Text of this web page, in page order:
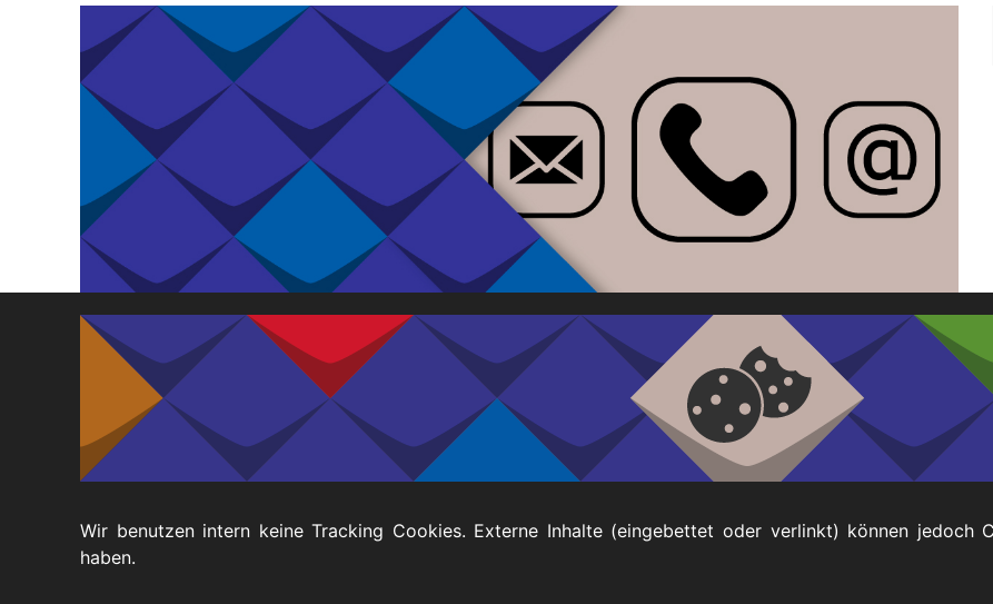
Arbeitsfelder
Projektpartner
Geförderte
Ausstattung
Hörbehinderung
Schwerpunkt
Lautsprache
Taubblindheit
Recht
Soziale
Medien
Aktuelle
Termine
Vergangene
Termine
Unsere Telefonnummern haben sich geändert.
Footer
Datenschutz Barrierefreiheitserklärung Impressum
Wir benutzen intern keine Tracking Cookies. Externe Inhalte (eingebettet oder verlinkt) können jedoch
haben.